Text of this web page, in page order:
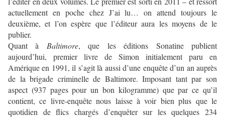
actuellement en poche chez J’ai lu… on attend toujours le
deuxième, et l’on espère que l’éditeur aura les moyens de le
publier.
Quant à Baltimore, que les éditions Sonatine publient
aujourd’hui, premier livre de Simon initialement paru en
Amérique en 1991, il s’agit là aussi d’une enquête d’un an auprès
de la brigade criminelle de Baltimore. Imposant tant par son
aspect (937 pages pour un bon kilogramme) que par ce qu’il
contient, ce livre-enquête nous laisse à voir bien plus que le
quotidien de flics chargés d’enquêter sur les quelques 234